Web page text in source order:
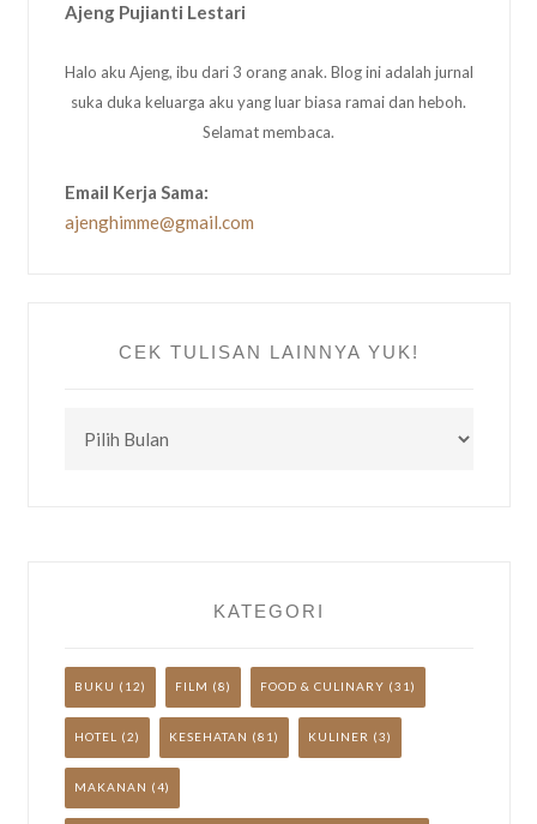
Ajeng Pujianti Lestari
Halo aku Ajeng, ibu dari 3 orang anak. Blog ini adalah jurnal
suka duka keluarga aku yang luar biasa ramai dan heboh.
Selamat membaca.
Email Kerja Sama:
ajenghimme@gmail.com
CEK TULISAN LAINNYA YUK!
TULISAN
KATEGORI
BUKU (12) FILM (8) FOOD & CULINARY (31)
HOTEL (2) KESEHATAN (81) KULINER (3)
MAKANAN (4)